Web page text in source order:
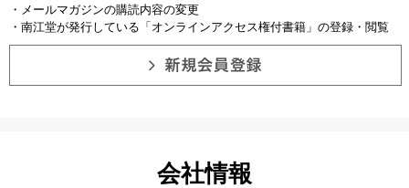
・メールマガジンの購読内容の変更
・南江堂が発行している「オンラインアクセス権付書籍」の登録・閲覧
会社情報